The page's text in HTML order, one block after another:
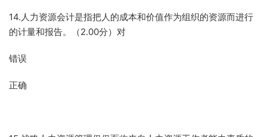
14.人力资源会计是指把人的成本和价值作为组织的资源而进行
的计量和报告。（2.00分）对
错误
正确